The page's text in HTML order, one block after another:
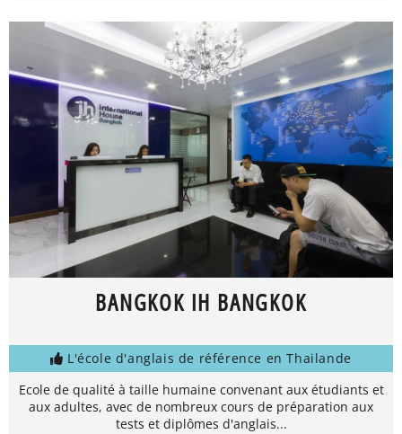
BANGKOK IH BANGKOK
L'école d'anglais de référence en Thailande
Ecole de qualité à taille humaine convenant aux étudiants et
aux adultes, avec de nombreux cours de préparation aux
tests et diplômes d'anglais...